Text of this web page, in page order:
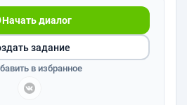
Начать диалог
задание
в избранное